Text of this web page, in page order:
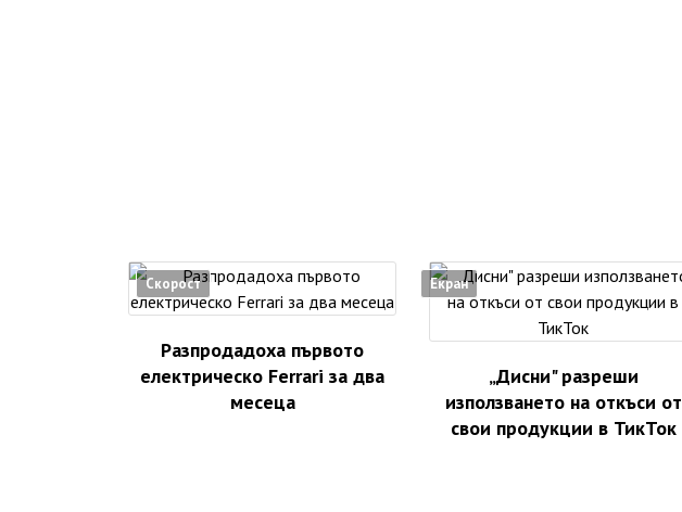
Скорост
Разпродадоха първото
електрическо Ferrari за два
месеца
Екран
„Дисни" разреши
използването на откъси от
свои продукции в ТикТок